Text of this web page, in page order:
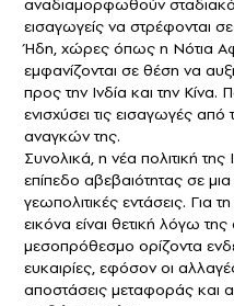
εισαγωγείς να στρέφονται
Ήδη, χώρες όπως η Νότια
εμφανίζονται σε θέση να
προς την Ινδία και την Κίνα.
ενισχύσει τις εισαγωγές
αναγκών της.
Συνολικά, η νέα πολιτική της
επίπεδο αβεβαιότητας σε
γεωπολιτικές εντάσεις. Για
εικόνα είναι θετική λόγω
μεσοπρόθεσμο ορίζοντα
ευκαιρίες, εφόσον οι
αποστάσεις μεταφοράς και